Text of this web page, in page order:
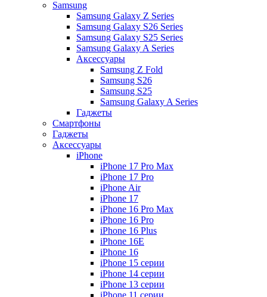
Samsung
Samsung Galaxy Z Series
Samsung Galaxy S26 Series
Samsung Galaxy S25 Series
Samsung Galaxy A Series
Аксессуары
Samsung Z Fold
Samsung S26
Samsung S25
Samsung Galaxy A Series
Гаджеты
Смартфоны
Гаджеты
Аксессуары
iPhone
iPhone 17 Pro Max
iPhone 17 Pro
iPhone Air
iPhone 17
iPhone 16 Pro Max
iPhone 16 Pro
iPhone 16 Plus
iPhone 16E
iPhone 16
iPhone 15 серии
iPhone 14 серии
iPhone 13 серии
iPhone 11 серии